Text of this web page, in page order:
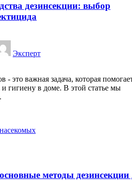
дезинсекции: выбор
Эксперт
- это важная задача, которая
гигиену в доме. В этой статье мы
методы дезинсекции